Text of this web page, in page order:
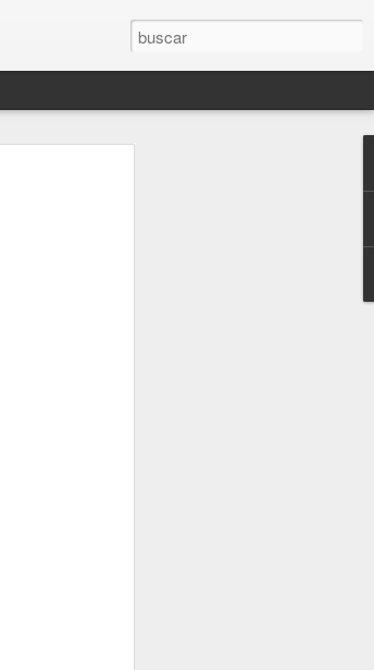
DE LO
Mateo se propone
de la
sociedad regida
de lo
cada vez más
nutre, se hace
y revaloricen su
Moral y Política
de Bioética de
en ETH